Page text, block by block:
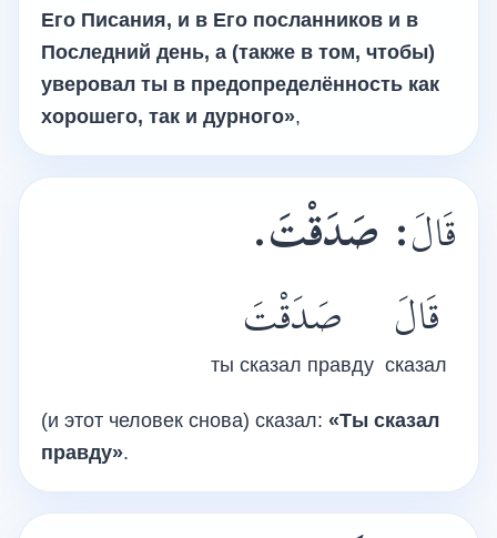
Его Писания, и в Его посланников и в
Последний день, а (также в том, чтобы)
уверовал ты в предопределённость как
хорошего, так и дурного»,
قَالَ: صَدَقْتَ.
قَالَ
сказал
صَدَقْتَ
ты сказал правду
(и этот человек снова) сказал: «Ты сказал
правду».